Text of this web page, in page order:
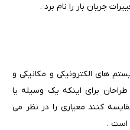
جریان بار را نام برد .
های الکترونیکی و مکانیکی و
برای اینکه یک وسیله یا
کنند معیاری را در نظر می
است .